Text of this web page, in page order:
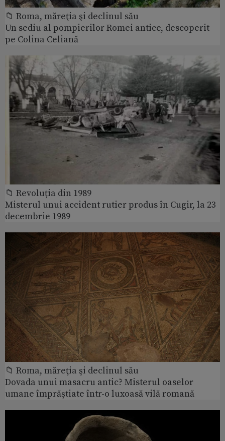
📁 Roma, măreţia şi declinul său
Un sediu al pompierilor Romei antice, descoperit
pe Colina Celiană
📁 Revoluția din 1989
Misterul unui accident rutier produs în Cugir, la 23
decembrie 1989
📁 Roma, măreţia şi declinul său
Dovada unui masacru antic? Misterul oaselor
umane împrăștiate într-o luxoasă vilă romană